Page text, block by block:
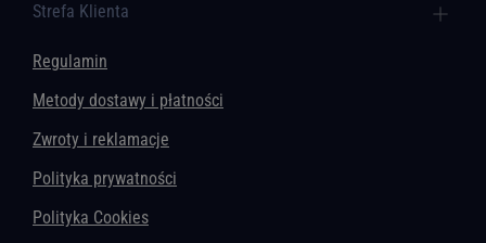
Strefa Klienta
Regulamin
Metody dostawy i płatności
Zwroty i reklamacje
Polityka prywatności
Polityka Cookies